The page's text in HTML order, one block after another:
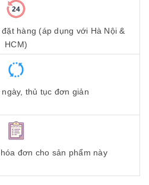
hàng (áp dụng với Hà Nội &
HCM)
thủ tục đơn giản
đơn cho sản phẩm này